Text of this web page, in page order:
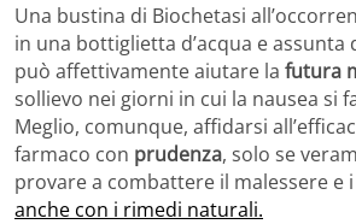
Una bustina di Biochetasi
in una bottiglietta d’acqua e
può affettivamente aiutare la futura
sollievo nei giorni in cui la nausea si
Meglio, comunque, affidarsi
farmaco con prudenza, solo se
provare a combattere il malessere e
anche con i rimedi naturali.